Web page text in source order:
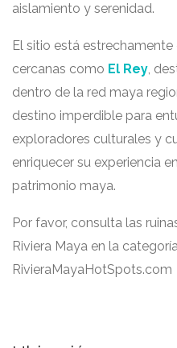
aislamiento y serenidad.
El sitio está
cercanas como El Rey,
dentro de la red maya
destino imperdible para
exploradores culturales y
enriquecer su experiencia
patrimonio maya.
Por favor, consulta las
Riviera Maya en la
RivieraMayaHotSpots.com